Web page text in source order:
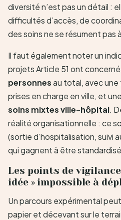
diversité n’est pas un détail :
difficultés d’accès, de
des soins ne se résument pas
Il faut également noter un
projets Article 51 ont concerné
personnesau total, avec
prises en charge en ville, et
soins mixtes ville-hôpital.
réalité organisationnelle : ce
(sortie d’hospitalisation, suivi
qui gagnent à être
Les points de
idée » impossible à
Un parcours expérimental
papier et décevant sur le